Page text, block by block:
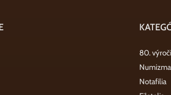
80.
Notafilia